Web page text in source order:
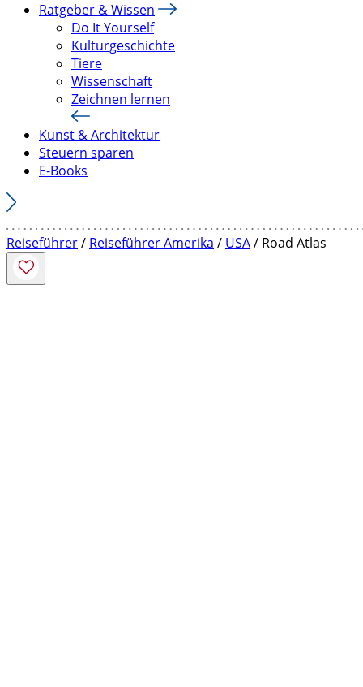
Ratgeber & Wissen
Do It Yourself
Kulturgeschichte
Tiere
Wissenschaft
Zeichnen lernen
Kunst & Architektur
Steuern sparen
E-Books
Reiseführer/ Reiseführer Amerika / USA/ Road Atlas